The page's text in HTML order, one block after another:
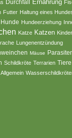
Durchfall Ernährung
Futter Haltung eines
Hunde Hundeerziehung
Katze Katzen
Lungenentzündung
Mäuse
Schildkröte Terrarien Tiere